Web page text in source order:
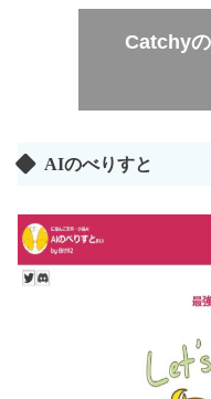
Catchy
AIのべりすと